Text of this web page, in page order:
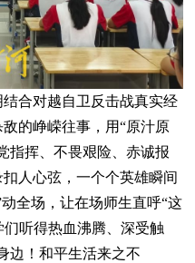
合对越自卫反击战真实经
的峥嵘往事，用“原汁原
指挥、不畏艰险、赤诚报
人心弦，一个个英雄瞬间
全场，让在场师生直呼“这
们听得热血沸腾、深受触
边！和平生活来之不